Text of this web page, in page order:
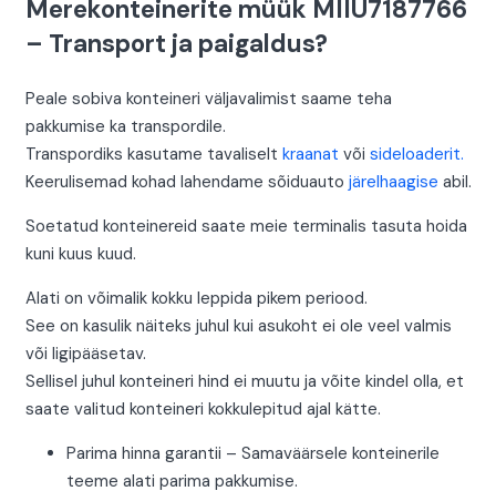
Merekonteinerite müük MIIU7187766
– Transport ja paigaldus?
Peale sobiva konteineri väljavalimist saame teha
pakkumise ka transpordile.
Transpordiks kasutame tavaliselt kraanat või sideloaderit.
Keerulisemad kohad lahendame sõiduauto järelhaagise abil.
Soetatud konteinereid saate meie terminalis tasuta hoida
kuni kuus kuud.
Alati on võimalik kokku leppida pikem periood.
See on kasulik näiteks juhul kui asukoht ei ole veel valmis
või ligipääsetav.
Sellisel juhul konteineri hind ei muutu ja võite kindel olla, et
saate valitud konteineri kokkulepitud ajal kätte.
Parima hinna garantii – Samaväärsele konteinerile
teeme alati parima pakkumise.